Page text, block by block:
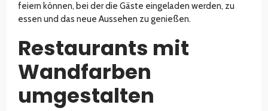
feiern können, bei der die Gäste eingeladen werden, zu
essen und das neue Aussehen zu genießen.
Restaurants mit
Wandfarben
umgestalten